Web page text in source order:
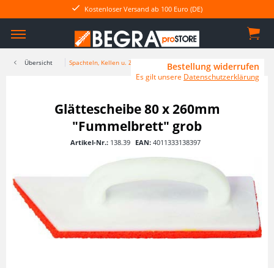
Kostenloser Versand ab 100 Euro (DE)
Übersicht Spachteln, Kellen u. Zubehör
Glättescheibe 80 x 260mm
"Fummelbrett" grob
Artikel-Nr.: 138.39 EAN: 4011333138397
Bestellung widerrufen
Es gilt unsere Datenschutzerklärung